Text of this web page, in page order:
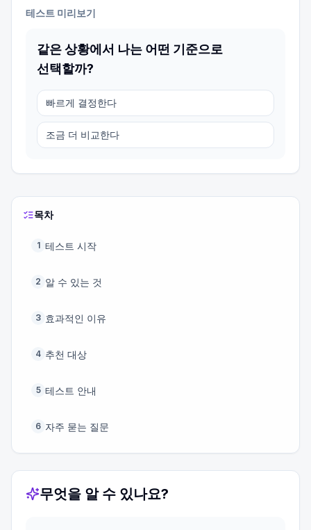
테스트 미리보기
같은 상황에서 나는 어떤 기준으로
선택할까?
빠르게 결정한다
조금 더 비교한다
목차
1 테스트 시작
2 알 수 있는 것
3 효과적인 이유
4 추천 대상
5 테스트 안내
6 자주 묻는 질문
무엇을 알 수 있나요?